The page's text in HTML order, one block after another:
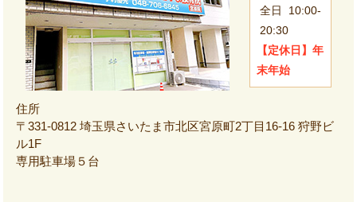
全日
10:00-
20:30
【定休日】 年
末年始
住所
〒331-0812 埼玉県さいたま市北区宮原町2丁目16-16 狩野ビ
ル1F
専用駐車場５台